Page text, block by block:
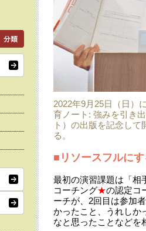
2022年9月25日（日）
育ノート: 強みを引き
ト）の出版を記念し
る。
■リソースフルに
最初の演習課題は「相
コーチング★の認定コ
ーチが、2回目は参加
かったこと、うれしか
なと思ったことなどを